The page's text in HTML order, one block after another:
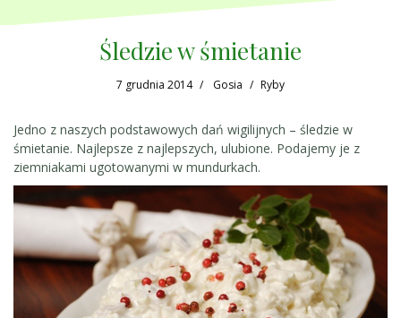
Śledzie w śmietanie
7 grudnia 2014 Gosia Ryby
Jedno z naszych podstawowych dań wigilijnych – śledzie w
śmietanie. Najlepsze z najlepszych, ulubione. Podajemy je z
ziemniakami ugotowanymi w mundurkach.